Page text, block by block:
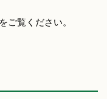
ご覧ください。